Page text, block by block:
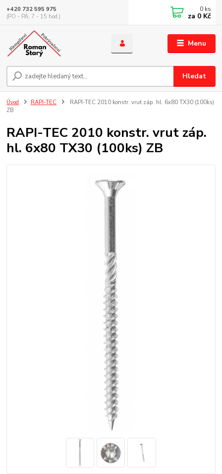
Menu
Hledat
+420 732 595 975
(PO - PÁ, 7 - 15 hod.)
0 ks
za 0 Kč
Úvod RAPI-TEC
RAPI-TEC 2010 konstr. vrut záp. hl. 6x80 TX30 (100ks)
ZB
RAPI-TEC 2010 konstr. vrut záp.
hl. 6x80 TX30 (100ks) ZB